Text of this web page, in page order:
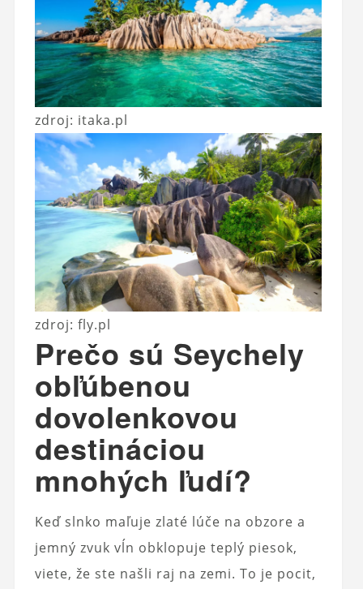
zdroj: itaka.pl
zdroj: fly.pl
Prečo sú Seychely
obľúbenou
dovolenkovou
destináciou
mnohých ľudí?
Keď slnko maľuje zlaté lúče na obzore a
jemný zvuk vĺn obklopuje teplý piesok,
viete, že ste našli raj na zemi. To je pocit,